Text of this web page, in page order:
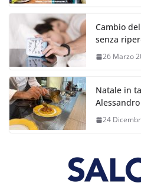
Cambio
senza
26 Marzo
Natale in
24